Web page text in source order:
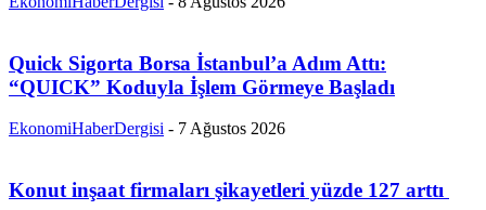
Quick Sigorta Borsa İstanbul’a Adım Attı:
“QUICK” Koduyla İşlem Görmeye Başladı
EkonomiHaberDergisi - 7 Ağustos 2026
Konut inşaat firmaları şikayetleri yüzde 127 arttı